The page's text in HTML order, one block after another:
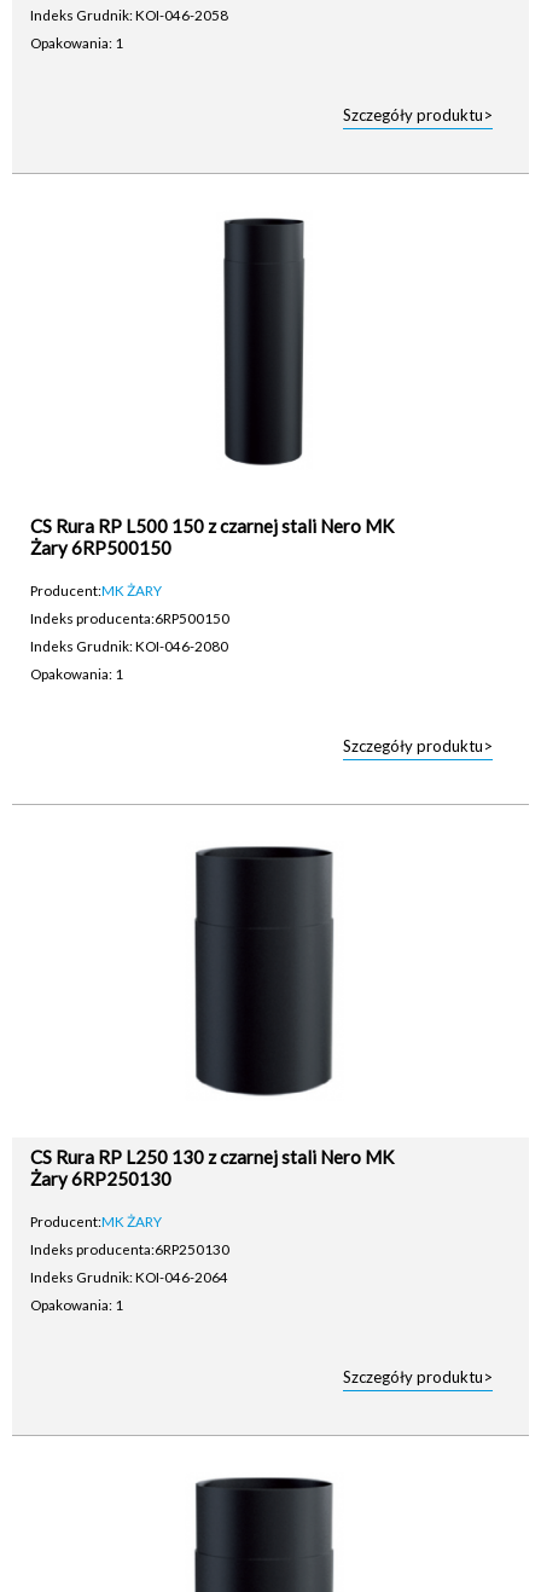
Indeks Grudnik: KOI-046-2058
Opakowania: 1
Szczegóły produktu>
CS Rura RP L500 150 z czarnej stali Nero MK
Żary 6RP500150
Producent:MK ŻARY
Indeks producenta:6RP500150
Indeks Grudnik: KOI-046-2080
Opakowania: 1
Szczegóły produktu>
CS Rura RP L250 130 z czarnej stali Nero MK
Żary 6RP250130
Producent:MK ŻARY
Indeks producenta:6RP250130
Indeks Grudnik: KOI-046-2064
Opakowania: 1
Szczegóły produktu>